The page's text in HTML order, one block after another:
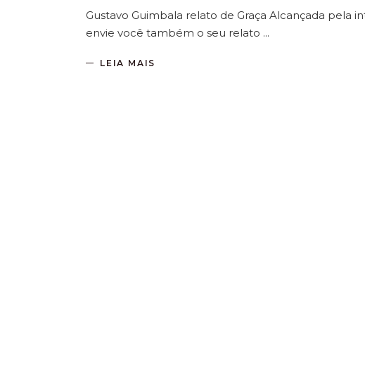
Gustavo Guimbala relato de Graça Alcançada pela
envie você também o seu relato
LEIA MAIS